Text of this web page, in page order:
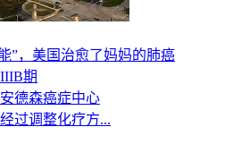
”，美国治愈了妈妈的肺癌
期
德森癌症中心
过调整化疗方...